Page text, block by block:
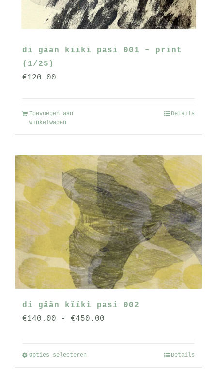
di gään kïïki pasi 001 – print
(1/25)
€120.00
Toevoegen aan
winkelwagen
Details
di gään kïïki pasi 002
€140.00 - €450.00
Opties selecteren Details